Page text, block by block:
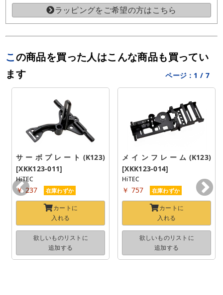
ラッピングをご希望の方はこちら
この商品を買った人はこんな商品も買ってい
ます
ページ： 1 / 7
サーボプレート(K123)
[XKK123-011]
HiTEC
￥ 237 在庫わずか
カートに
入れる
欲しいものリストに
追加する
メインフレーム(K123)
[XKK123-014]
HiTEC
￥ 757 在庫わずか
カートに
入れる
欲しいものリストに
追加する